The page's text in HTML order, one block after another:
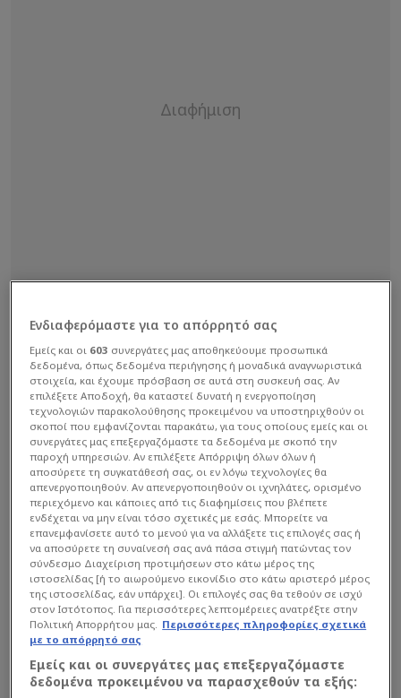
Με βασικό τον Νικολά Ενκουλού του Άρη ξεκίνησε
το παιχνίδι η ομάδα του Καμερούν, ενώ ο άσος
του Ολυμπιακού, Πιέρ Κούντε, έμεινε στον πάγκο.
Το ματς
Ενδιαφερόμαστε για το απόρρητό σας
Εμείς και οι 603 συνεργάτες μας αποθηκεύουμε προσωπικά
δεδομένα, όπως δεδομένα περιήγησης ή μοναδικά αναγνωριστικά
στοιχεία, και έχουμε πρόσβαση σε αυτά στη συσκευή σας. Αν
επιλέξετε Αποδοχή, θα καταστεί δυνατή η ενεργοποίηση
τεχνολογιών παρακολούθησης προκειμένου να υποστηριχθούν οι
σκοποί που εμφανίζονται παρακάτω, για τους οποίους εμείς και οι
συνεργάτες μας επεξεργαζόμαστε τα δεδομένα με σκοπό την
παροχή υπηρεσιών. Αν επιλέξετε Απόρριψη όλων όλων ή
αποσύρετε τη συγκατάθεσή σας, οι εν λόγω τεχνολογίες θα
απενεργοποιηθούν. Αν απενεργοποιηθούν οι ιχνηλάτες, ορισμένο
περιεχόμενο και κάποιες από τις διαφημίσεις που βλέπετε
ενδέχεται να μην είναι τόσο σχετικές με εσάς. Μπορείτε να
επανεμφανίσετε αυτό το μενού για να αλλάξετε τις επιλογές σας ή
να αποσύρετε τη συναίνεσή σας ανά πάσα στιγμή πατώντας τον
σύνδεσμο Διαχείριση προτιμήσεων στο κάτω μέρος της
ιστοσελίδας [ή το αιωρούμενο εικονίδιο στο κάτω αριστερό μέρος
της ιστοσελίδας, εάν υπάρχει]. Οι επιλογές σας θα τεθούν σε ισχύ
στον Ιστότοπος. Για περισσότερες λεπτομέρειες ανατρέξτε στην
Πολιτική Απορρήτου μας. Περισσότερες πληροφορίες σχετικά
με το απόρρητό σας
Εμείς και οι συνεργάτες μας επεξεργαζόμαστε
δεδομένα προκειμένου να παρασχεθούν τα εξής: